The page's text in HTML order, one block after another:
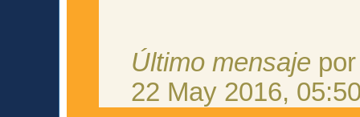
Último mensaje
22 May 2016,